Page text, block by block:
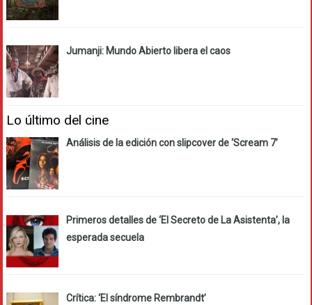
Jumanji: Mundo Abierto libera el caos
Lo último del cine
Análisis de la edición con slipcover de ‘Scream 7’
Primeros detalles de ‘El Secreto de La Asistenta’, la
esperada secuela
Crítica: ‘El síndrome Rembrandt’